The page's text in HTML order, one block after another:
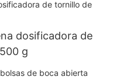
dosificadora de
g